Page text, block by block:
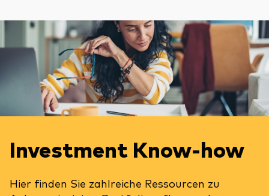
Investment Know-how
Hier finden Sie zahlreiche Ressourcen zu